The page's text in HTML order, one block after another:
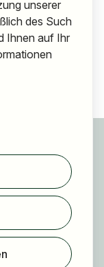
unserer
des Such
Ihnen auf Ihr